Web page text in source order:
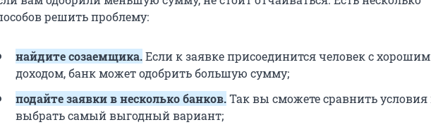
решить проблему:
найдите созаемщика.Если к заявке присоединится человек с хорошим
доходом, банк может одобрить большую сумму;
подайте заявки в несколько банков.Так вы сможете сравнить условия
выбрать самый выгодный вариант;